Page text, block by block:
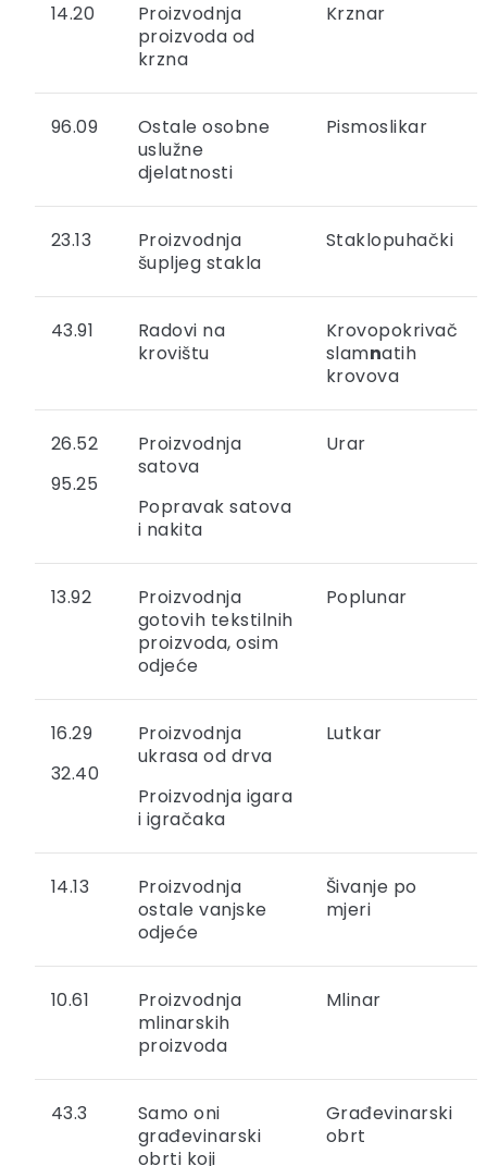
14.20
Proizvodnja
proizvoda od
krzna
Krznar
96.09
Ostale osobne
uslužne
djelatnosti
Pismoslikar
23.13
Proizvodnja
šupljeg stakla
Staklopuhački
43.91
Radovi na
krovištu
Krovopokrivač
slamnatih
krovova
26.52
95.25
Proizvodnja
satova
Popravak satova
i nakita
Urar
13.92
Proizvodnja
gotovih tekstilnih
proizvoda, osim
odjeće
Poplunar
16.29
32.40
Proizvodnja
ukrasa od drva
Proizvodnja igara
i igračaka
Lutkar
14.13
Proizvodnja
ostale vanjske
odjeće
Šivanje po
mjeri
10.61
Proizvodnja
mlinarskih
proizvoda
Mlinar
43.3
Samo oni
građevinarski
obrti koji
Građevinarski
obrt